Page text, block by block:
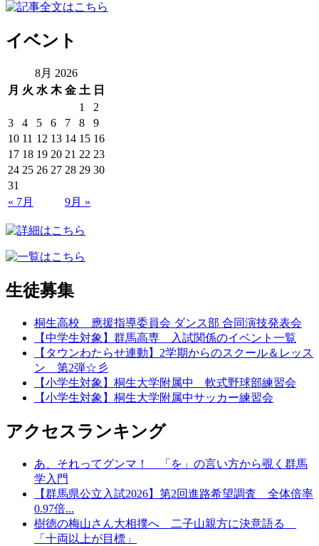
イベント
8月 2026
月 火 水 木 金 土 日
1
2
3
4 5 6 7 8
9
10 11 12 13 14 15 16
17 18 19 20 21 22 23
24 25 26 27 28 29 30
31
« 7月
9月 »
生徒募集
桐生高校 應援指導委員会 ダンス部 合同演技発表会
【中学生対象】群馬高専 入試関係のイベント一覧
【タウンわたらせ連動】2学期からのスクール＆レッス
ン 第2弾☆彡
【小学生対象】桐生大学附属中 軟式野球部練習会
【小学生対象】桐生大学附属中サッカー練習会
アクセスランキング
あ、それってグンマ！ 「を」の言い方から覗く群馬
学入門
【群馬県公立入試2026】第2回進路希望調査 全体倍率
0.97倍...
樹徳の梅山さん大相撲へ 二子山親方に決意語る
「十両以上が目標」